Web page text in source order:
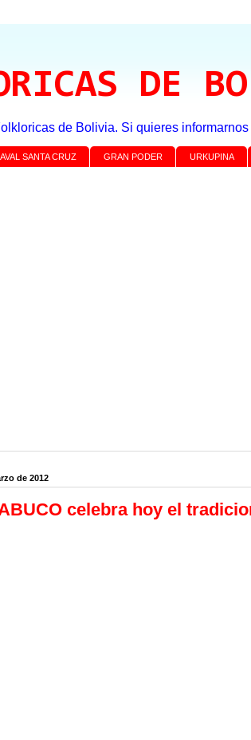
DE
de Bolivia. Si quieres
SANTA CRUZ GRAN PODER URKUPINA
de 2012
celebra hoy el